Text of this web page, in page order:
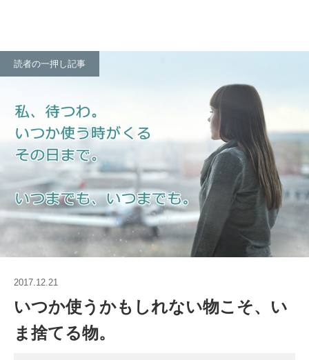
読者の一押し記事
2017.12.21
いつか使うかもしれない物こそ、い
ま捨てる物。